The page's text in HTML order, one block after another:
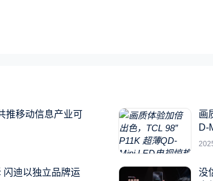
推移动信息产业可
画
D-
闪迪以独立品牌运
没